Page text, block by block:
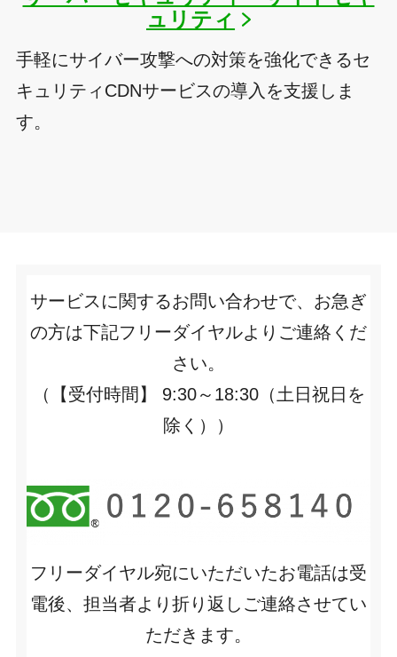
ュリティ
手軽にサイバー攻撃への対策を強化できるセ
キュリティCDNサービスの導入を支援しま
す。
サービスに関するお問い合わせで、お急ぎ
の方は下記フリーダイヤルよりご連絡くだ
さい。
（【受付時間】 9:30～18:30（土日祝日を
除く））
フリーダイヤル宛にいただいたお電話は受
電後、担当者より折り返しご連絡させてい
ただきます。